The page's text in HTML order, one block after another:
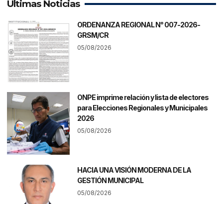
Últimas Noticias
ORDENANZA REGIONAL N° 007-2026-
GRSM/CR
05/08/2026
ONPE imprime relación y lista de electores
para Elecciones Regionales y Municipales
2026
05/08/2026
HACIA UNA VISIÓN MODERNA DE LA
GESTIÓN MUNICIPAL
05/08/2026